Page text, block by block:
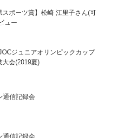
スポーツ賞】松崎 江里子さん(可
ュー
ジュニアオリンピックカップ
大会(2019夏)
通信記録会
通信記録会